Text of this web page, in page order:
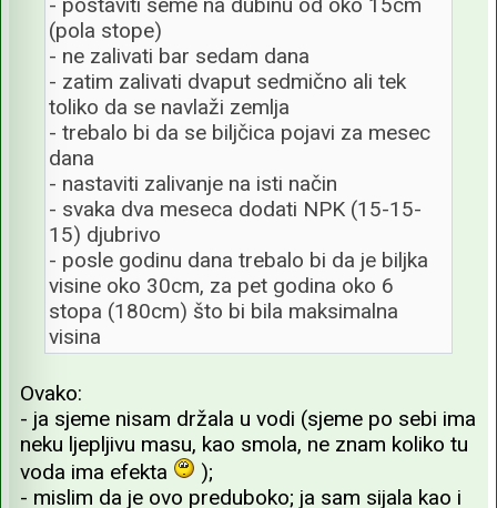
- postaviti seme na dubinu od oko 15cm
(pola stope)
- ne zalivati bar sedam dana
- zatim zalivati dvaput sedmično ali tek
toliko da se navlaži zemlja
- trebalo bi da se biljčica pojavi za mesec
dana
- nastaviti zalivanje na isti način
- svaka dva meseca dodati NPK (15-15-
15) djubrivo
- posle godinu dana trebalo bi da je biljka
visine oko 30cm, za pet godina oko 6
stopa (180cm) što bi bila maksimalna
visina
Ovako:
- ja sjeme nisam držala u vodi (sjeme po sebi ima
neku ljepljivu masu, kao smola, ne znam koliko tu
voda ima efekta
);
- mislim da je ovo preduboko; ja sam sijala kao i